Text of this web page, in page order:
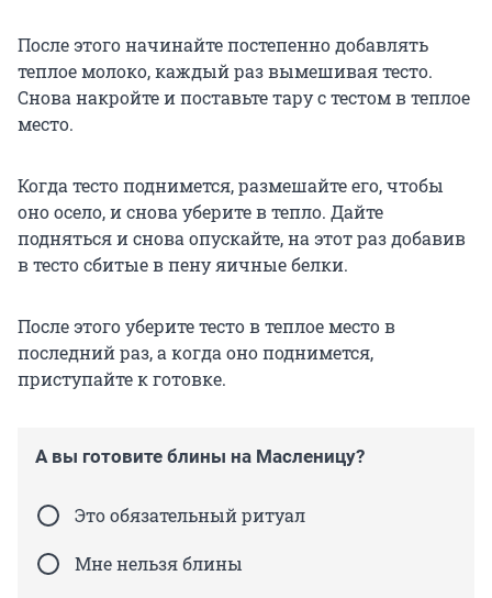
После этого начинайте постепенно добавлять
теплое молоко, каждый раз вымешивая тесто.
Снова накройте и поставьте тару с тестом в теплое
место.
Когда тесто поднимется, размешайте его, чтобы
оно осело, и снова уберите в тепло. Дайте
подняться и снова опускайте, на этот раз добавив
в тесто сбитые в пену яичные белки.
После этого уберите тесто в теплое место в
последний раз, а когда оно поднимется,
приступайте к готовке.
А вы готовите блины на Масленицу?
Это обязательный ритуал
Мне нельзя блины